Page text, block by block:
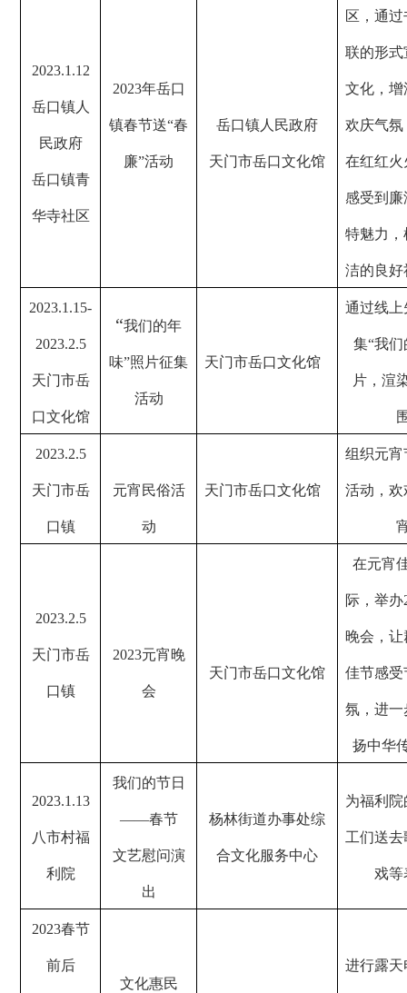
2023.1.12
岳口镇人
民政府
岳口镇青
华寺社区
2023年岳口
镇春节送“春
廉”活动
岳口镇人民政府
天门市岳口文化馆
区，通
联的形式
文化，增
欢庆气氛
在红红火
感受到廉
特魅力，
洁的良好
2023.1.15-
2023.2.5
天门市岳
口文化馆
“我们的年
味”照片征集
活动
天门市岳口文化馆
通过线上
集“我
片，渲
2023.2.5
天门市岳
口镇
元宵民俗活
动
天门市岳口文化馆
组织元宵
活动，欢
2023.2.5
天门市岳
口镇
2023元宵晚
会
天门市岳口文化馆
在元宵
际，举办
晚会，
佳节感受
氛，进一
扬中华
2023.1.13
八市村福
利院
我们的节日
——春节
文艺慰问演
出
杨林街道办事处综
合文化服务中心
为福利
工们送
戏等
2023春节
前后
文化惠民
进行露天